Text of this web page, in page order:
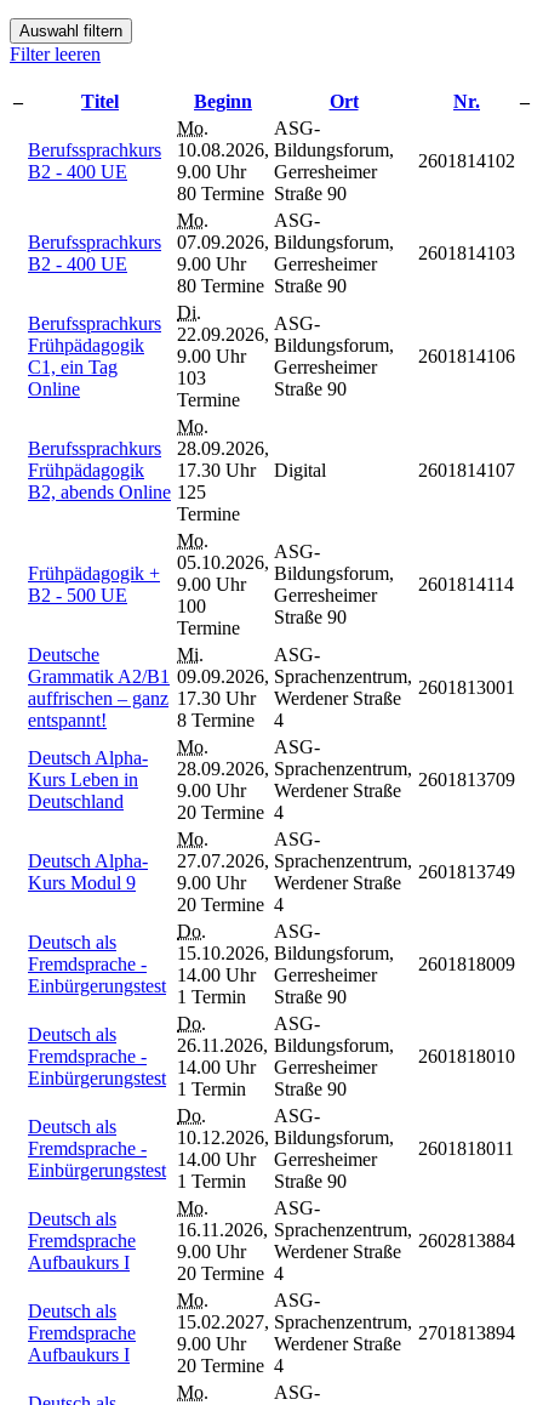
Auswahl filtern
Filter leeren
– Titel Beginn Ort Nr. –
Berufssprachkurs
B2 - 400 UE
Mo.
10.08.2026,
9.00 Uhr
80 Termine
ASG-
Bildungsforum,
Gerresheimer
Straße 90
2601814102
Berufssprachkurs
B2 - 400 UE
Mo.
07.09.2026,
9.00 Uhr
80 Termine
ASG-
Bildungsforum,
Gerresheimer
Straße 90
2601814103
Berufssprachkurs
Frühpädagogik
C1, ein Tag
Online
Di.
22.09.2026,
9.00 Uhr
103
Termine
ASG-
Bildungsforum,
Gerresheimer
Straße 90
2601814106
Berufssprachkurs
Frühpädagogik
B2, abends Online
Mo.
28.09.2026,
17.30 Uhr
125
Termine
Digital 2601814107
Frühpädagogik +
B2 - 500 UE
Mo.
05.10.2026,
9.00 Uhr
100
Termine
ASG-
Bildungsforum,
Gerresheimer
Straße 90
2601814114
Deutsche
Grammatik A2/B1
auffrischen – ganz
entspannt!
Mi.
09.09.2026,
17.30 Uhr
8 Termine
ASG-
Sprachenzentrum,
Werdener Straße
4
2601813001
Deutsch Alpha-
Kurs Leben in
Deutschland
Mo.
28.09.2026,
9.00 Uhr
20 Termine
ASG-
Sprachenzentrum,
Werdener Straße
4
2601813709
Deutsch Alpha-
Kurs Modul 9
Mo.
27.07.2026,
9.00 Uhr
20 Termine
ASG-
Sprachenzentrum,
Werdener Straße
4
2601813749
Deutsch als
Fremdsprache -
Einbürgerungstest
Do.
15.10.2026,
14.00 Uhr
1 Termin
ASG-
Bildungsforum,
Gerresheimer
Straße 90
2601818009
Deutsch als
Fremdsprache -
Einbürgerungstest
Do.
26.11.2026,
14.00 Uhr
1 Termin
ASG-
Bildungsforum,
Gerresheimer
Straße 90
2601818010
Deutsch als
Fremdsprache -
Einbürgerungstest
Do.
10.12.2026,
14.00 Uhr
1 Termin
ASG-
Bildungsforum,
Gerresheimer
Straße 90
2601818011
Deutsch als
Fremdsprache
Aufbaukurs I
Mo.
16.11.2026,
9.00 Uhr
20 Termine
ASG-
Sprachenzentrum,
Werdener Straße
4
2602813884
Deutsch als
Fremdsprache
Aufbaukurs I
Mo.
15.02.2027,
9.00 Uhr
20 Termine
ASG-
Sprachenzentrum,
Werdener Straße
4
2701813894
Mo.
ASG-